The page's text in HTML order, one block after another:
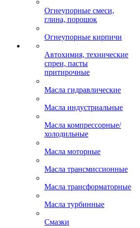
Огнеупорные смеси,
глина, порошок
Огнеупорные кирпичи
Автохимия, технические
спреи, пасты
притирочные
Масла гидравлические
Масла индустриальные
Масла компрессорные/
холодильные
Масла моторные
Масла трансмиссионные
Масла трансформаторные
Масла турбинные
Смазки